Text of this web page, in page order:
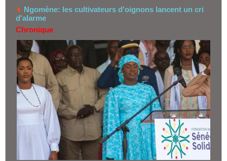
Ngomène: les cultivateurs d'oignons lancent un cri
d'alarme
Chronique